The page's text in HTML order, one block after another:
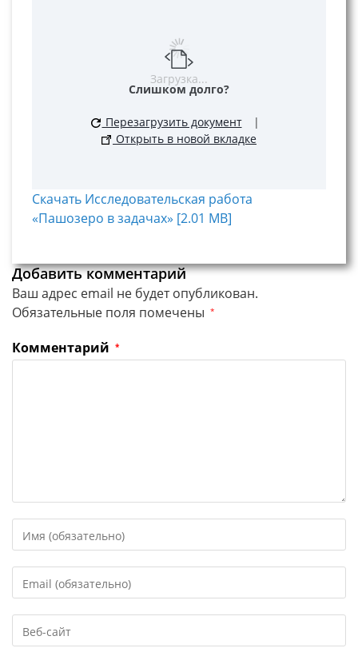
Загрузка...
Слишком долго?
Перезагрузить документ
|
Открыть в новой вкладке
Скачать Исследовательская работа
«Пашозеро в задачах» [2.01 MB]
Добавить комментарий
Ваш адрес email не будет опубликован.
Обязательные поля помечены *
Комментарий *
свое
или
имя
чтобы
прокомментировать
свой
адрес,
чтобы
URL